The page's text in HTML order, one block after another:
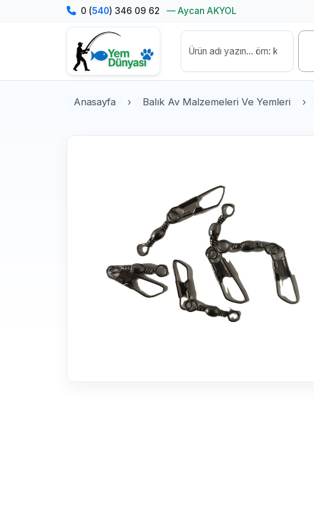
0 (540) 346 09 62 — Aycan AKYOL
Anasayfa Balık Av Malzemeleri Ve Yemleri